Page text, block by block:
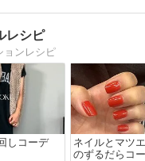
レシピ
ョンレシピ
しコーデ
ネイルとマツ
のずるだらコ